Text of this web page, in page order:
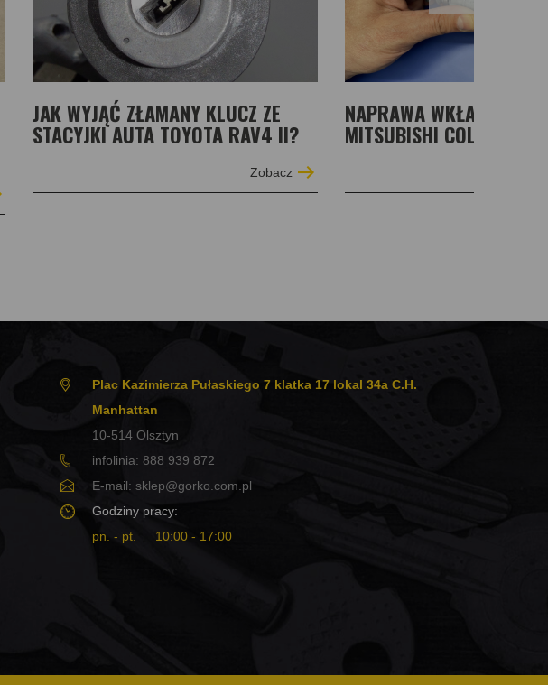
JAK WYJĄĆ ZŁAMANY KLUCZ ZE
STACYJKI AUTA TOYOTA RAV4 II?
Zobacz
NAPRAWA WKŁADKI
MITSUBISHI COLT VI
Plac Kazimierza Pułaskiego 7 klatka 17 lokal 34a C.H.
Manhattan
10-514 Olsztyn
infolinia: 888 939 872
E-mail: sklep@gorko.com.pl
Godziny pracy:
pn. - pt.
10:00 - 17:00